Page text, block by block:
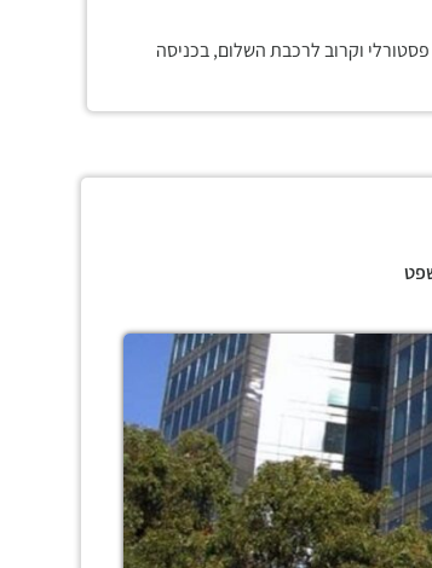
וקרוב לרכבת השלום, בכניסה